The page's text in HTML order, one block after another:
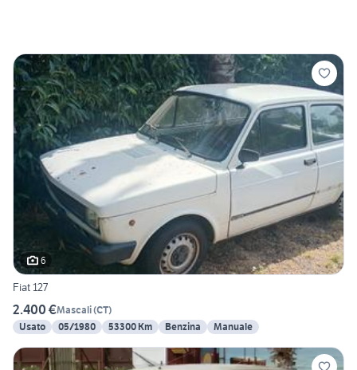
6
Fiat 127
2.400 €Mascali(CT)
Usato
05/1980 53300 Km Benzina Manuale